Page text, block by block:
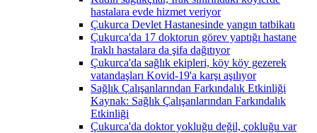
hastalara evde hizmet veriyor
Çukurca Devlet Hastanesinde yangın tatbikatı
Çukurca'da 17 doktorun görev yaptığı hastane
Iraklı hastalara da şifa dağıtıyor
Çukurca'da sağlık ekipleri, köy köy gezerek
vatandaşları Kovid-19'a karşı aşılıyor
Sağlık Çalışanlarından Farkındalık Etkinliği
Kaynak: Sağlık Çalışanlarından Farkındalık
Etkinliği
Çukurca'da doktor yokluğu değil, çokluğu var